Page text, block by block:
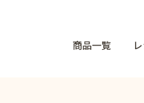
商品一覧